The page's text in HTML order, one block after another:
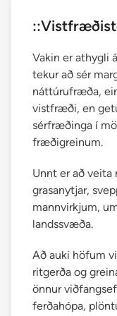
Vakin er athygli
tekur að sér
náttúrufræða,
vistfræði, en
sérfræðinga í
fræðigreinum.
Unnt er að
grasanytjar,
mannvirkjum,
landssvæða.
Að auki höfum
ritgerða og
önnur
ferðahópa,